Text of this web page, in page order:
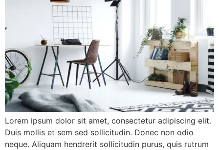
Lorem ipsum dolor sit amet, consectetur adipiscing elit.
Duis mollis et sem sed sollicitudin. Donec non odio
neque. Aliquam hendrerit sollicitudin purus, quis rutrum